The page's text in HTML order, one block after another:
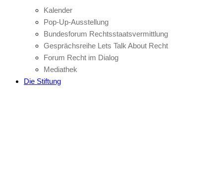
Kalender
Pop-Up-Ausstellung
Bundesforum Rechtsstaatsvermittlung
Gesprächsreihe Lets Talk About Recht
Forum Recht im Dialog
Mediathek
Die Stiftung